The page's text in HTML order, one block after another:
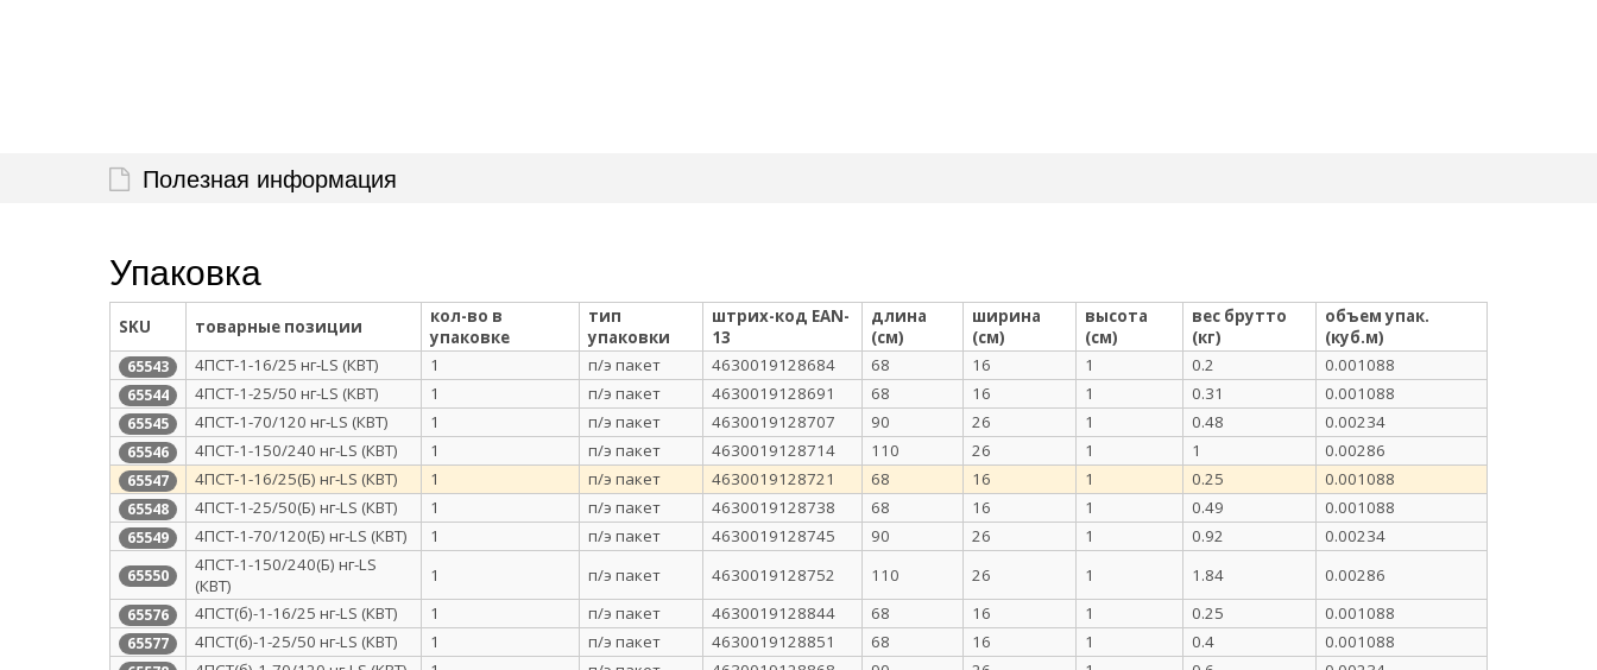
Полезная информация
Упаковка
SKU товарные позиции
кол-во в
упаковке
тип
упаковки
штрих-код EAN-
13
длина
(см)
ширина
(см)
высота
(см)
вес брутто
(кг)
объем упак.
(куб.м)
65543 4ПСТ-1-16/25 нг-LS (КВТ) 1 п/э пакет 4630019128684 68 16 1 0.2 0.001088
65544 4ПСТ-1-25/50 нг-LS (КВТ) 1 п/э пакет 4630019128691 68 16 1 0.31 0.001088
65545 4ПСТ-1-70/120 нг-LS (КВТ) 1 п/э пакет 4630019128707 90 26 1 0.48 0.00234
65546 4ПСТ-1-150/240 нг-LS (КВТ) 1 п/э пакет 4630019128714 110 26 1 1 0.00286
65547 4ПСТ-1-16/25(Б) нг-LS (КВТ) 1 п/э пакет 4630019128721 68 16 1 0.25 0.001088
65548 4ПСТ-1-25/50(Б) нг-LS (КВТ) 1 п/э пакет 4630019128738 68 16 1 0.49 0.001088
65549 4ПСТ-1-70/120(Б) нг-LS (КВТ) 1 п/э пакет 4630019128745 90 26 1 0.92 0.00234
65550
4ПСТ-1-150/240(Б) нг-LS
(КВТ)
1 п/э пакет 4630019128752 110 26 1 1.84 0.00286
65576 4ПСТ(б)-1-16/25 нг-LS (КВТ) 1 п/э пакет 4630019128844 68 16 1 0.25 0.001088
65577 4ПСТ(б)-1-25/50 нг-LS (КВТ) 1 п/э пакет 4630019128851 68 16 1 0.4 0.001088